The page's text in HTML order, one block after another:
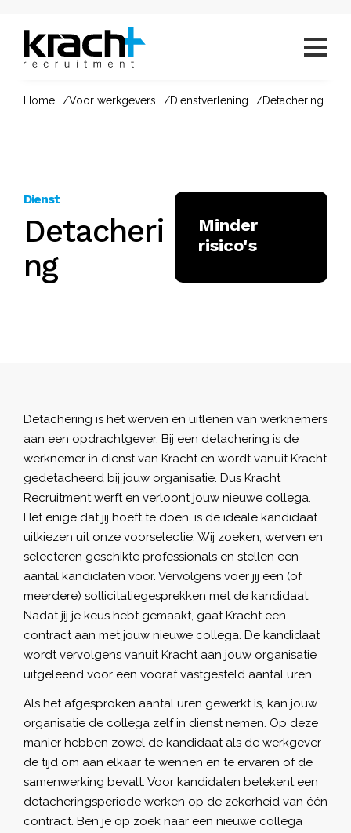
Home Voor werkgevers Dienstverlening Detachering
Dienst
Detacheri
ng
Minder
risico's
Detachering is het werven en uitlenen van werknemers
aan een opdrachtgever. Bij een detachering is de
werknemer in dienst van Kracht en wordt vanuit Kracht
gedetacheerd bij jouw organisatie. Dus Kracht
Recruitment werft en verloont jouw nieuwe collega.
Het enige dat jij hoeft te doen, is de ideale kandidaat
uitkiezen uit onze voorselectie. Wij zoeken, werven en
selecteren geschikte professionals en stellen een
aantal kandidaten voor. Vervolgens voer jij een (of
meerdere) sollicitatiegesprekken met de kandidaat.
Nadat jij je keus hebt gemaakt, gaat Kracht een
contract aan met jouw nieuwe collega. De kandidaat
wordt vervolgens vanuit Kracht aan jouw organisatie
uitgeleend voor een vooraf vastgesteld aantal uren.
Als het afgesproken aantal uren gewerkt is, kan jouw
organisatie de collega zelf in dienst nemen. Op deze
manier hebben zowel de kandidaat als de werkgever
de tijd om aan elkaar te wennen en te ervaren of de
samenwerking bevalt. Voor kandidaten betekent een
detacheringsperiode werken op de zekerheid van één
contract. Ben je op zoek naar een nieuwe collega